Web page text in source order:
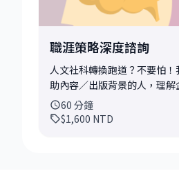
工具，協助你迅速拆解問題 你可以討論的主題非
常彈性，以下是一些常見範
到迷惘，想獲得一些釐清與建議 • 正在考慮轉
／換產業，但不確定是否是對的時機 •
快速練習一些常見題目或自我介紹 • 想詢
學習、進修、職涯路線的選擇 • 有一段經歷不知
道該如何寫入履歷或表現成亮點 • 想了解導師
風格與互動方式 • 希望先試試看 mentoring 的
職涯策略深度諮詢
人文社科轉換跑道？不要怕
助內容／出版背景的人，理
麼，並把他們已經擁有的能
懂、用得上的價值。 👀 你可能正面臨這些狀況 🔄
60 分鐘
$1,600 NTD